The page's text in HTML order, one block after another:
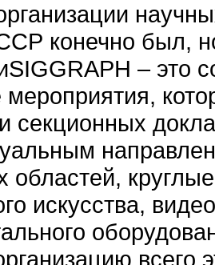
конечно был,
– это
секционных
областей,
искусства,
всего